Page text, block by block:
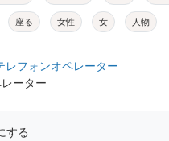
座る 女性 女 人物
レフォンオペレーター
ーター
する